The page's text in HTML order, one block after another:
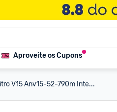
Aproveite os Cupons
V15 Anv15-52-790m Inte...